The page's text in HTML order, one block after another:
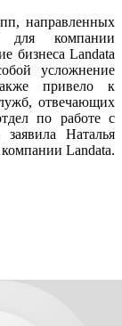
направленных
для компании
бизнеса Landata
усложнение
привело к
отвечающих
по работе с
Наталья
Landata.